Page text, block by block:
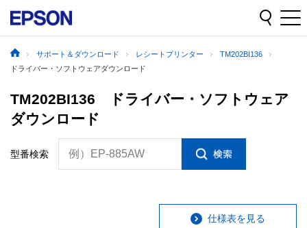
サポート＆ダウンロード レシートプリンター
TM202BI136
ドライバー・ソフトウェアダウンロード
TM202BI136 ドライバー・ソフトウェア
ダウンロード
型番検索 例）EP-885AW
仕様表を見る